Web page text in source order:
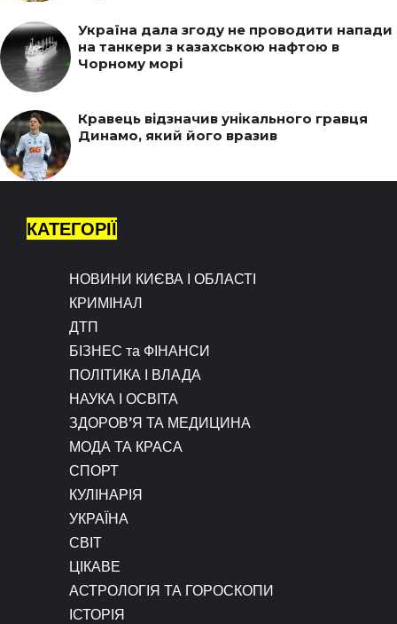
Україна дала згоду не проводити напади
на танкери з казахською нафтою в
Чорному морі
Кравець відзначив унікального гравця
Динамо, який його вразив
КАТЕГОРІЇ
НОВИНИ КИЄВА І ОБЛАСТІ
КРИМІНАЛ
ДТП
БІЗНЕС та ФІНАНСИ
ПОЛІТИКА І ВЛАДА
НАУКА І ОСВІТА
ЗДОРОВ’Я ТА МЕДИЦИНА
МОДА ТА КРАСА
СПОРТ
КУЛІНАРІЯ
УКРАЇНА
СВІТ
ЦІКАВЕ
АСТРОЛОГІЯ ТА ГОРОСКОПИ
ІСТОРІЯ